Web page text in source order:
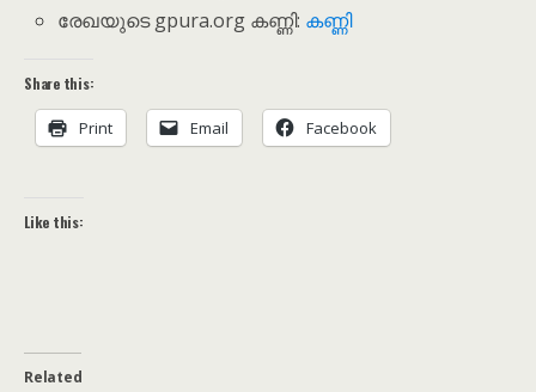
രേഖയുടെ gpura.org കണ്ണി: കണ്ണി
Share this:
Print Email Facebook
Like this:
Related